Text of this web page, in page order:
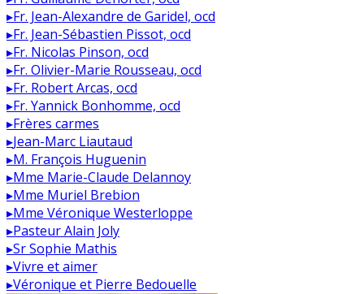
▸Fr. Jean-Alexandre de Garidel, ocd
▸Fr. Jean-Sébastien Pissot, ocd
▸Fr. Nicolas Pinson, ocd
▸Fr. Olivier-Marie Rousseau, ocd
▸Fr. Robert Arcas, ocd
▸Fr. Yannick Bonhomme, ocd
▸Frères carmes
▸Jean-Marc Liautaud
▸M. François Huguenin
▸Mme Marie-Claude Delannoy
▸Mme Muriel Brebion
▸Mme Véronique Westerloppe
▸Pasteur Alain Joly
▸Sr Sophie Mathis
▸Vivre et aimer
▸Véronique et Pierre Bedouelle